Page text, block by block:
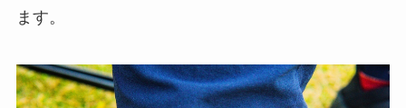
ます。